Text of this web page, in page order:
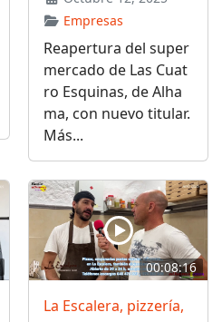
Empresas
Reapertura del super
mercado de Las Cuat
ro Esquinas, de Alha
ma, con nuevo titular.
Más...
00:08:16
La Escalera, pizzería,